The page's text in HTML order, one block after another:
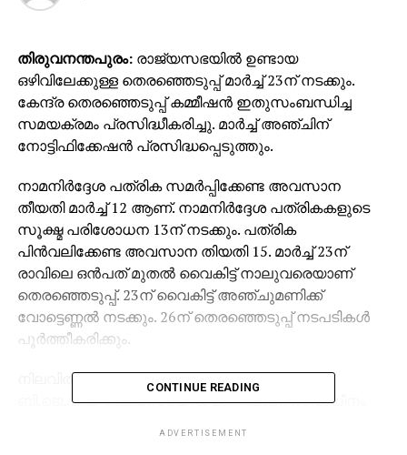
തിരുവനന്തപുരം:രാജ്യസഭയില്‍ ഉണ്ടായ
ഒഴിവിലേക്കുള്ള തെരഞ്ഞെടുപ്പ് മാര്‍ച്ച് 23ന് നടക്കും.
കേന്ദ്ര തെരഞ്ഞെടുപ്പ് കമ്മീഷന്‍ ഇതുസംബന്ധിച്ച
സമയക്രമം പ്രസിദ്ധീകരിച്ചു. മാര്‍ച്ച് അഞ്ചിന്
നോട്ടിഫിക്കേഷന്‍ പ്രസിദ്ധപ്പെടുത്തും.
നാമനിര്‍ദ്ദേശ പത്രിക സമര്‍പ്പിക്കേണ്ട അവസാന
തീയതി മാര്‍ച്ച് 12 ആണ്. നാമനിര്‍ദ്ദേശ പത്രികകളുടെ
സൂക്ഷ്മ പരിശോധന 13ന് നടക്കും. പത്രിക
പിന്‍വലിക്കേണ്ട അവസാന തിയതി 15. മാര്‍ച്ച് 23ന്
രാവിലെ ഒന്‍പത് മുതല്‍ വൈകിട്ട് നാലുവരെയാണ്
തെരഞ്ഞെടുപ്പ്. 23ന് വൈകിട്ട് അഞ്ചുമണിക്ക്
വോട്ടെണ്ണല്‍ നടക്കും. 26ന് തെരഞ്ഞെടുപ്പ് നടപടികള്‍
പൂര്‍ത്തീകരിക്കും.
നിലവില്‍ ലോക്‌സഭയില്‍ മൃഗീയ ഭൂരിപക്ഷമുള്ള
ബി.ജെ.പിക്ക് രാജ്യസഭയില്‍ മാത്രമാണ് സ്വാധീനം
CONTINUE READING
ADVERTISEMENT